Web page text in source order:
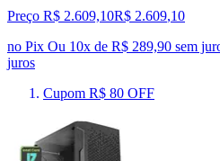
Preço R$ 2.609,10R$ 2.609,10
no Pix Ou 10x de R$ 289,90 sem
juros
Cupom R$ 80 OFF